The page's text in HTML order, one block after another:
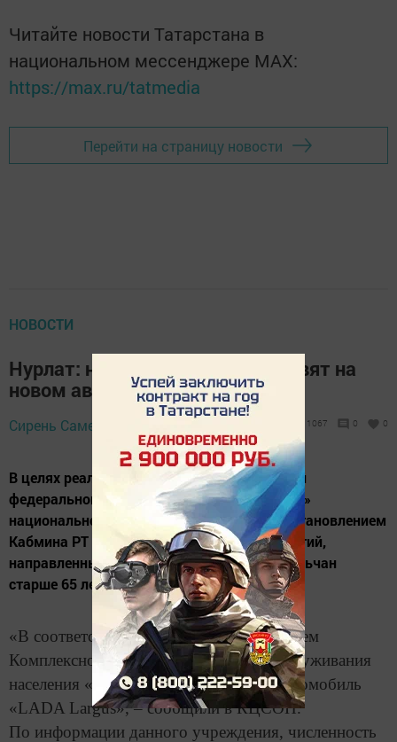
Читайте новости Татарстана в
национальном мессенджере MАХ:
https://max.ru/tatmedia
Перейти на страницу новости
НОВОСТИ
Нурлат: на обследование доставят на
новом авто
Сирень Самерханова,
4 сентября 2019 -
11:16
1067 0 0
В целях реализации в Республике Татарстан
федерального проекта «Старшее поколение»
национального проекта «Демография» постановлением
Кабмина РТ утвержден перечень мероприятий,
направленных на обеспечение доставки сельчан
старше 65 лет в медицинские организации.
«В соответствии с данным постановлением
Комплексному центру социального обслуживания
населения «Гармония» предоставлен автомобиль
«LADA Largus», – сообщили в КЦСОН.
По информации данного учреждения, численность